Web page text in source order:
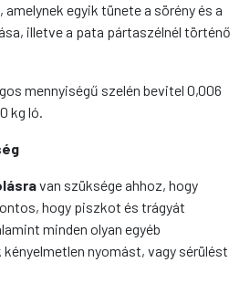
, amelynek egyik tünete a sörény és a
illetve a pata pártaszélnél történő
mennyiségű szelén bevitel 0,006
kg ló.
van szüksége ahhoz, hogy
hogy piszkot és trágyát
minden olyan egyéb
nyomást, vagy sérülést